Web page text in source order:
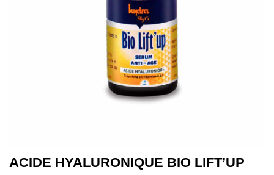
ACIDE HYALURONIQUE BIO LIFT’UP